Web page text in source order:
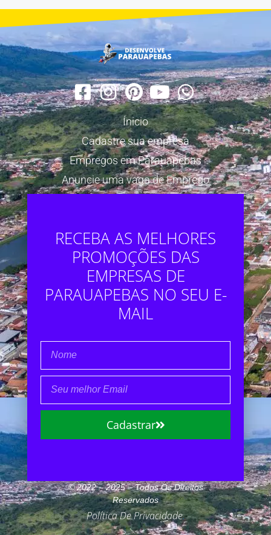
Ínicio
Cadastre sua empresa
Empregos em Parauapebas
Anuncie uma vaga de Emprego
RECEBA AS MELHORES
PROMOÇÕES DAS
EMPRESAS DE
PARAUAPEBAS NO SEU E-
MAIL
Cadastrar
© 2022 – 2025 – Todos Os Direitos
Reservados
Política De Privacidade.